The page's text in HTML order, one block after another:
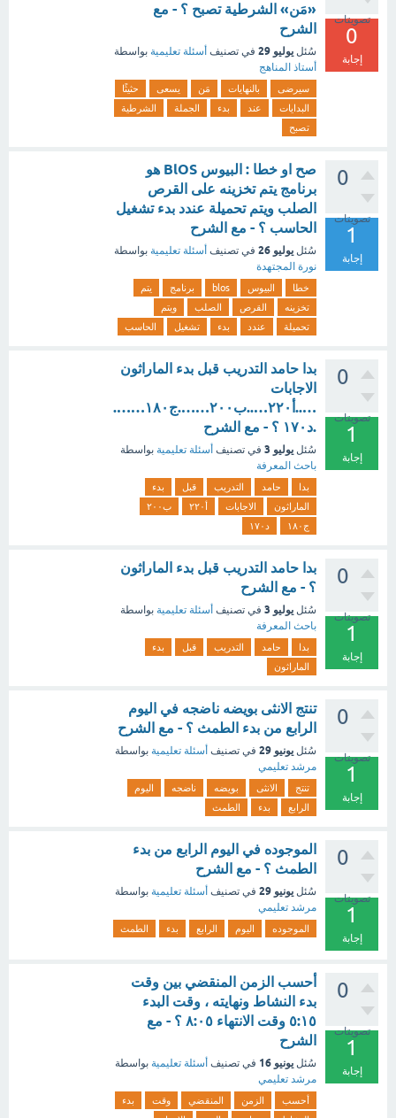
تصويتات
0
إجابة
«مَن» الشرطية تصبح ؟ - مع
الشرح
سُئل يوليو 29 في تصنيف أسئلة تعليمية بواسطة
أستاذ المناهج
سيرضى بالنهايات مَن يسعى
حثيثًا
البدايات
عند بدء الجملة
الشرطية
تصبح
0
تصويتات
1
إجابة
صح او خطا : البيوس BlOS هو
برنامج يتم تخزينه على القرص
الصلب ويتم تحميلة عندد بدء تشغيل
الحاسب ؟ - مع الشرح
سُئل يوليو 26 في تصنيف أسئلة تعليمية بواسطة
نورة المجتهدة
خطا البيوس blos برنامج
يتم
تخزينه
القرص الصلب
ويتم
تحميلة
عندد بدء تشغيل الحاسب
0
تصويتات
1
إجابة
بدا حامد التدريب قبل بدء الماراثون
الاجابات
…..أ٢٢٠…..ب٢٠٠…….ج١٨٠…….
.د١٧٠ ؟ - مع الشرح
سُئل يوليو 3 في تصنيف أسئلة تعليمية بواسطة
باحث المعرفة
بدا حامد التدريب قبل
بدء
الماراثون
الاجابات أ٢٢٠
ب٢٠٠
ج١٨٠
د١٧٠
0
تصويتات
1
إجابة
بدا حامد التدريب قبل بدء الماراثون
؟ - مع الشرح
سُئل يوليو 3 في تصنيف أسئلة تعليمية بواسطة
باحث المعرفة
بدا حامد التدريب قبل
بدء
الماراثون
0
تصويتات
1
إجابة
تنتج الانثى بويضه ناضجه في اليوم
الرابع من بدء الطمث ؟ - مع الشرح
سُئل يونيو 29 في تصنيف أسئلة تعليمية بواسطة
مرشد تعليمي
تنتج الانثى بويضه ناضجه
اليوم
الرابع
بدء الطمث
0
تصويتات
1
إجابة
الموجوده في اليوم الرابع من بدء
الطمث ؟ - مع الشرح
سُئل يونيو 29 في تصنيف أسئلة تعليمية بواسطة
مرشد تعليمي
الموجوده اليوم الرابع بدء الطمث
0
تصويتات
1
إجابة
أحسب الزمن المنقضي بين وقت
بدء النشاط ونهايته ، وقت البدء
٥:١٥ وقت الانتهاء ٨:٠٥ ؟ - مع
الشرح
سُئل يونيو 16 في تصنيف أسئلة تعليمية بواسطة
مرشد تعليمي
أحسب الزمن المنقضي وقت
بدء